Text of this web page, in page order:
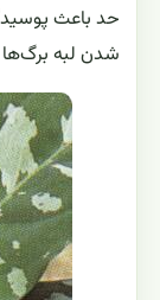
حد باعث
شدن لبه